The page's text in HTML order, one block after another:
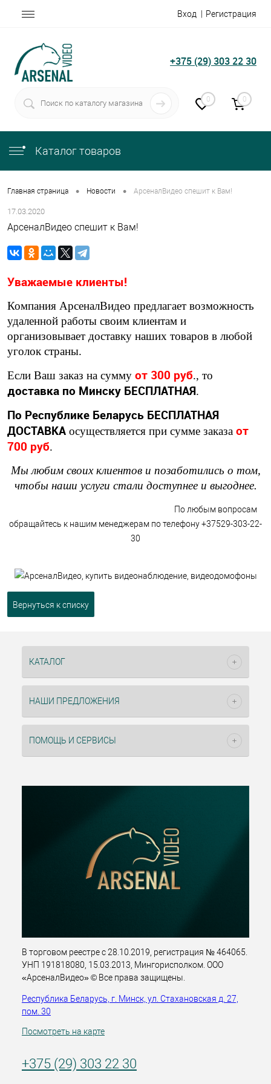
Вход Регистрация
+375 (29) 303 22 30
0 0
Каталог товаров
Главная страница • Новости • АрсеналВидео спешит к Вам!
17.03.2020
АрсеналВидео спешит к Вам!
Уважаемые клиенты!
Компания АрсеналВидео предлагает возможность
удаленной работы своим клиентам и
организовывает доставку наших товаров в любой
уголок страны.
Если Ваш заказ на сумму от 300 руб., то
доставка по Минску БЕСПЛАТНАЯ.
По Республике Беларусь БЕСПЛАТНАЯ
ДОСТАВКА осуществляется при сумме заказа от
700 руб.
Мы любим своих клиентов и позаботились о том,
чтобы наши услуги стали доступнее и выгоднее.
По любым вопросам
обращайтесь к нашим менеджерам по телефону +37529-303-22-
30
Вернуться к списку
КАТАЛОГ
НАШИ ПРЕДЛОЖЕНИЯ
ПОМОЩЬ И СЕРВИСЫ
В торговом реестре с 28.10.2019, регистрация № 464065.
УНП 191818080, 15.03.2013, Мингорисполком. ООО
«АрсеналВидео» © Все права защищены.
Республика Беларусь, г. Минск, ул. Стахановская д. 27,
пом. 30
Посмотреть на карте
+375 (29) 303 22 30